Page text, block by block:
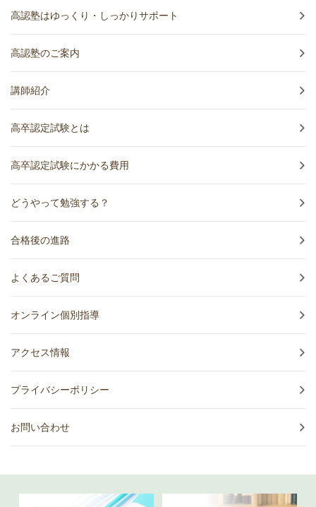
高認塾はゆっくり・しっかりサポート
高認塾のご案内
講師紹介
高卒認定試験とは
高卒認定試験にかかる費用
どうやって勉強する？
合格後の進路
よくあるご質問
オンライン個別指導
アクセス情報
プライバシーポリシー
お問い合わせ